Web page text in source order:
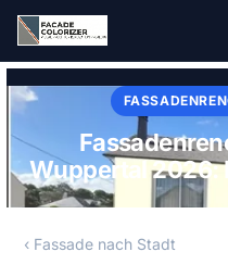
Zum Hauptinhalt springen
Wuppertal 2026:
‹ Fassade nach Stadt